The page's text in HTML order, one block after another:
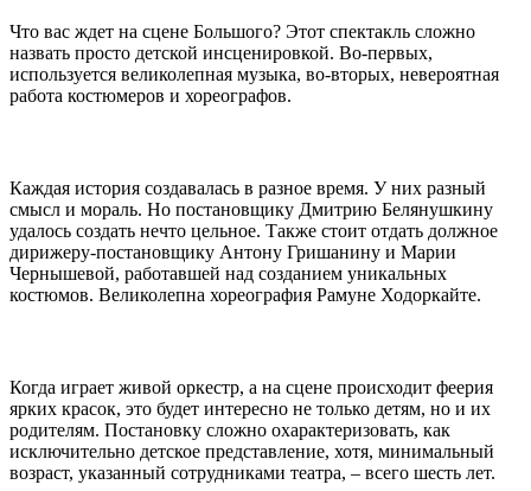
Что вас ждет на сцене Большого? Этот спектакль сложно
назвать просто детской инсценировкой. Во-первых,
используется великолепная музыка, во-вторых, невероятная
работа костюмеров и хореографов.
Каждая история создавалась в разное время. У них разный
смысл и мораль. Но постановщику Дмитрию Белянушкину
удалось создать нечто цельное. Также стоит отдать должное
дирижеру-постановщику Антону Гришанину и Марии
Чернышевой, работавшей над созданием уникальных
костюмов. Великолепна хореография Рамуне Ходоркайте.
Когда играет живой оркестр, а на сцене происходит феерия
ярких красок, это будет интересно не только детям, но и их
родителям. Постановку сложно охарактеризовать, как
исключительно детское представление, хотя, минимальный
возраст, указанный сотрудниками театра, – всего шесть лет.